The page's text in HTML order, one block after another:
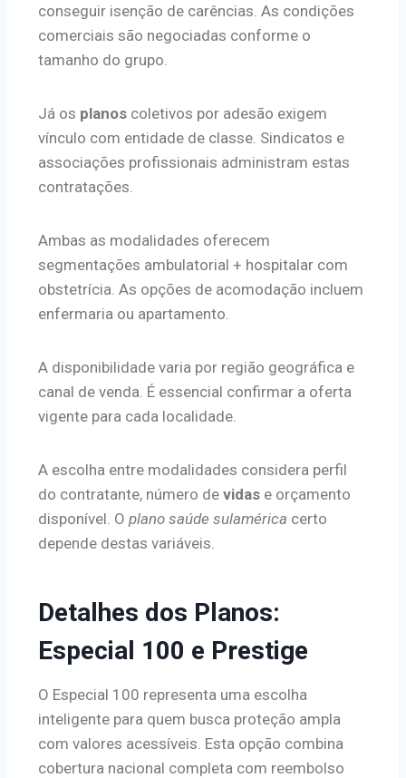
conseguir isenção de carências. As condições
comerciais são negociadas conforme o
tamanho do grupo.
Já os planos coletivos por adesão exigem
vínculo com entidade de classe. Sindicatos e
associações profissionais administram estas
contratações.
Ambas as modalidades oferecem
segmentações ambulatorial + hospitalar com
obstetrícia. As opções de acomodação incluem
enfermaria ou apartamento.
A disponibilidade varia por região geográfica e
canal de venda. É essencial confirmar a oferta
vigente para cada localidade.
A escolha entre modalidades considera perfil
do contratante, número de vidas e orçamento
disponível. O plano saúde sulamérica certo
depende destas variáveis.
Detalhes dos Planos:
Especial 100 e Prestige
O Especial 100 representa uma escolha
inteligente para quem busca proteção ampla
com valores acessíveis. Esta opção combina
cobertura nacional completa com reembolso